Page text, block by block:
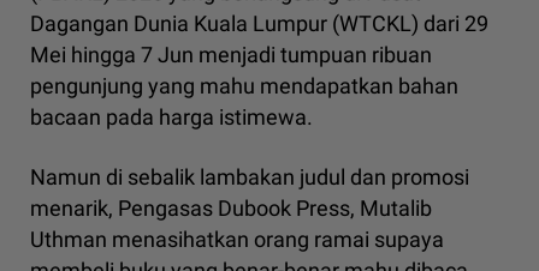
Dagangan Dunia Kuala Lumpur (WTCKL) dari 29
Mei hingga 7 Jun menjadi tumpuan ribuan
pengunjung yang mahu mendapatkan bahan
bacaan pada harga istimewa.
Namun di sebalik lambakan judul dan promosi
menarik, Pengasas Dubook Press, Mutalib
Uthman menasihatkan orang ramai supaya